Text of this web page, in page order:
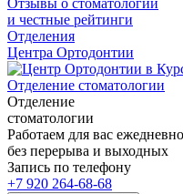
Отзывы о стоматологии
и честные рейтинги
Отделения
Центра Ортодонтии
Отделение стоматологии
Отделение
стоматологии
Работаем для вас ежедневно
без перерыва и выходных
Запись по телефону
+7 920 264-68-68